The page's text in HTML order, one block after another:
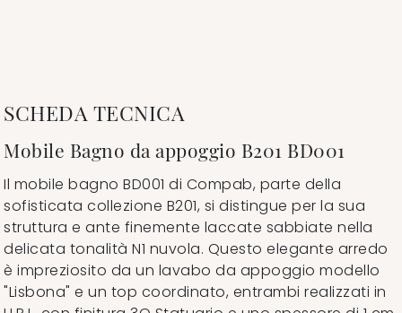
SCHEDA TECNICA
Mobile Bagno da appoggio B201 BD001
Il mobile bagno BD001 di Compab, parte della
sofisticata collezione B201, si distingue per la sua
struttura e ante finemente laccate sabbiate nella
delicata tonalità N1 nuvola. Questo elegante arredo
è impreziosito da un lavabo da appoggio modello
"Lisbona" e un top coordinato, entrambi realizzati in